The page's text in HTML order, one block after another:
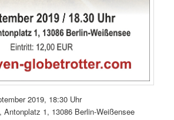
2019, 18:30 Uhr
Antonplatz 1, 13086 Berlin-Weißensee